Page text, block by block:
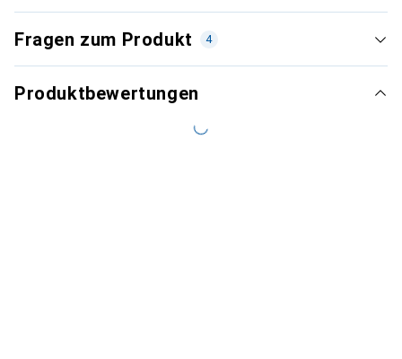
Fragen zum Produkt 4
Produktbewertungen